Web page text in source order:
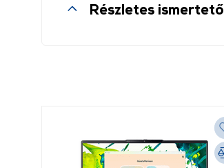
Részletes ismertető